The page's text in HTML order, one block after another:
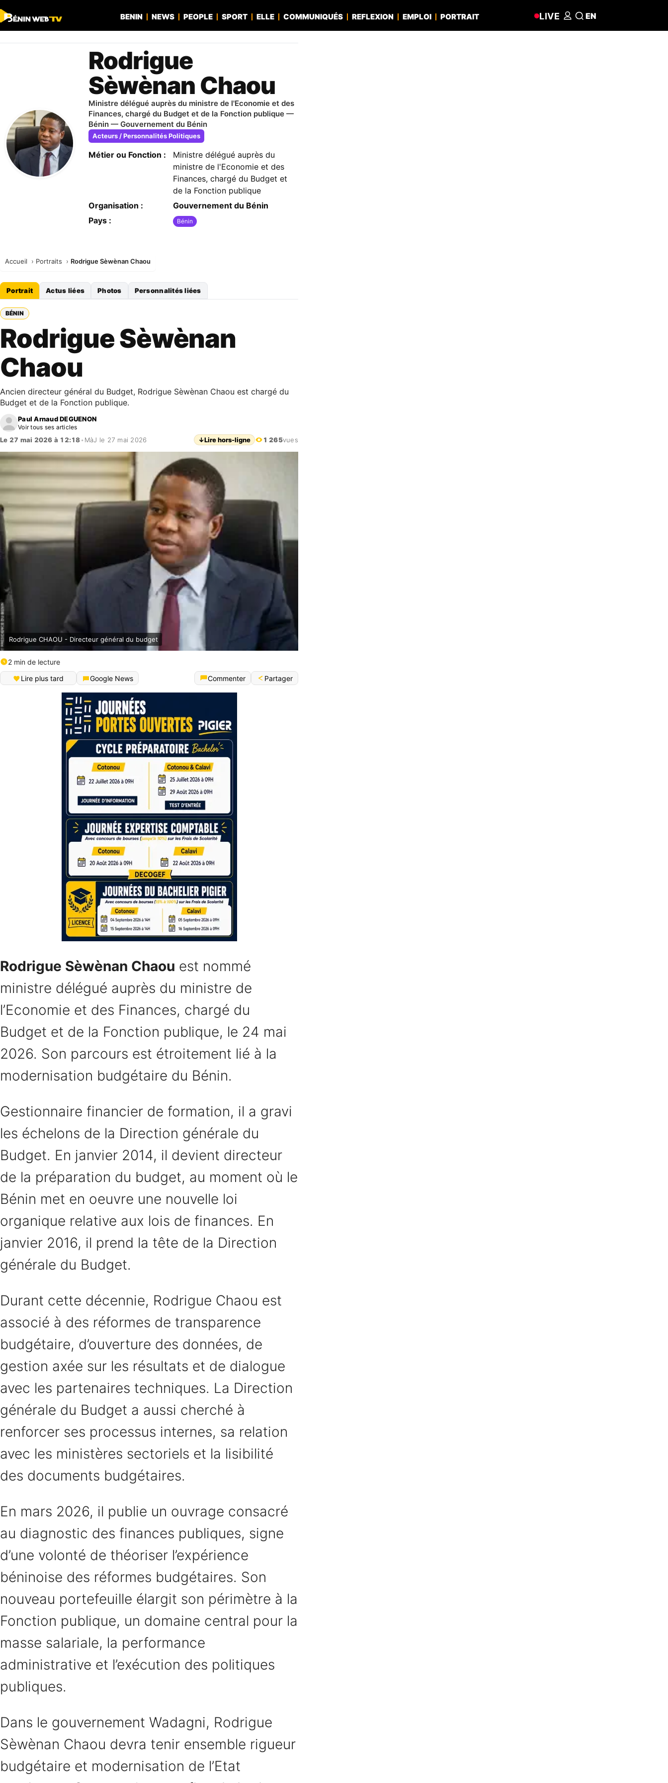
BENIN NEWS PEOPLE SPORT ELLE COMMUNIQUÉS REFLEXION EMPLOI PORTRAIT LIVE EN
Rodrigue
Sèwènan Chaou
Ministre délégué auprès du ministre de l'Economie et des
Finances, chargé du Budget et de la Fonction publique —
Bénin — Gouvernement du Bénin
Acteurs / Personnalités Politiques
Métier ou Fonction :
Ministre délégué auprès du
ministre de l'Economie et des
Finances, chargé du Budget et
de la Fonction publique
Organisation :
Gouvernement du Bénin
Pays :
Bénin
Accueil Portraits Rodrigue Sèwènan Chaou
Portrait Actus liées Photos Personnalités liées
BÉNIN
Rodrigue Sèwènan
Chaou
Ancien directeur général du Budget, Rodrigue Sèwènan Chaou est chargé du
Budget et de la Fonction publique.
Paul Arnaud DEGUENON
Voir tous ses articles
Le 27 mai 2026 à 12:18• MàJ le 27 mai 2026 ↓Lire hors-ligne 1 265vues
Rodrigue CHAOU - Directeur général du budget
2 min de lecture
Lire plus tard
Google News Commenter Partager
Rodrigue Sèwènan Chaou est nommé
ministre délégué auprès du ministre de
l’Economie et des Finances, chargé du
Budget et de la Fonction publique, le 24 mai
2026. Son parcours est étroitement lié à la
modernisation budgétaire du Bénin.
Gestionnaire financier de formation, il a gravi
les échelons de la Direction générale du
Budget. En janvier 2014, il devient directeur
de la préparation du budget, au moment où le
Bénin met en oeuvre une nouvelle loi
organique relative aux lois de finances. En
janvier 2016, il prend la tête de la Direction
générale du Budget.
Durant cette décennie, Rodrigue Chaou est
associé à des réformes de transparence
budgétaire, d’ouverture des données, de
gestion axée sur les résultats et de dialogue
avec les partenaires techniques. La Direction
générale du Budget a aussi cherché à
renforcer ses processus internes, sa relation
avec les ministères sectoriels et la lisibilité
des documents budgétaires.
En mars 2026, il publie un ouvrage consacré
au diagnostic des finances publiques, signe
d’une volonté de théoriser l’expérience
béninoise des réformes budgétaires. Son
nouveau portefeuille élargit son périmètre à la
Fonction publique, un domaine central pour la
masse salariale, la performance
administrative et l’exécution des politiques
publiques.
Dans le gouvernement Wadagni, Rodrigue
Sèwènan Chaou devra tenir ensemble rigueur
budgétaire et modernisation de l’Etat